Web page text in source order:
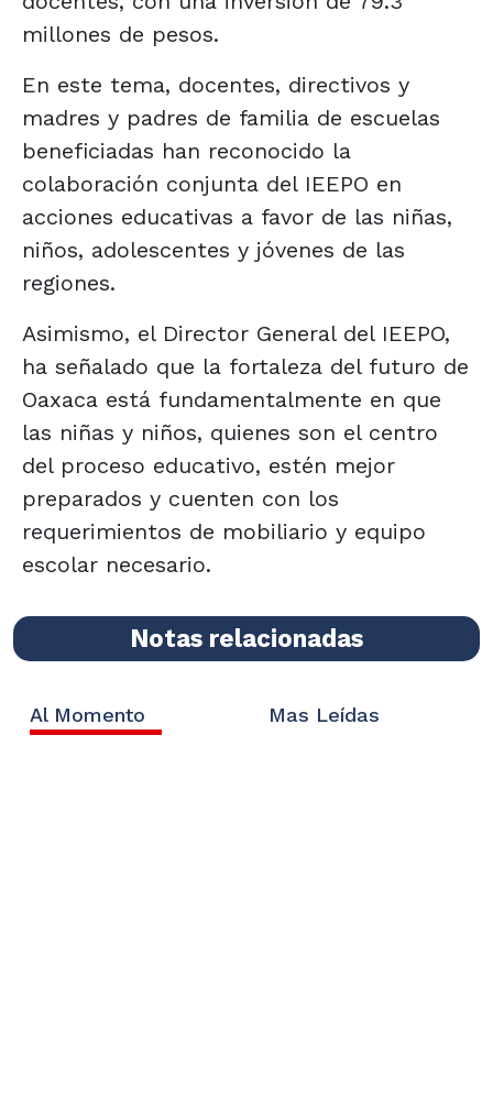
millones de pesos.
En este tema, docentes, directivos y
madres y padres de familia de escuelas
beneficiadas han reconocido la
colaboración conjunta del IEEPO en
acciones educativas a favor de las niñas,
niños, adolescentes y jóvenes de las
regiones.
Asimismo, el Director General del IEEPO,
ha señalado que la fortaleza del futuro de
Oaxaca está fundamentalmente en que
las niñas y niños, quienes son el centro
del proceso educativo, estén mejor
preparados y cuenten con los
requerimientos de mobiliario y equipo
escolar necesario.
Notas relacionadas
Al Momento Mas Leídas